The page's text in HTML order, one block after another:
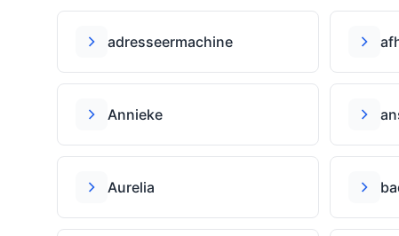
adresseermachine
Annieke
Aurelia